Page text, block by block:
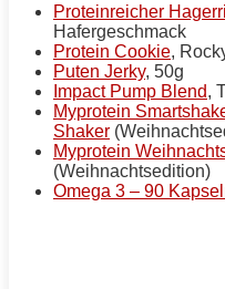
Proteinreicher
Hafergeschmack
Protein Cookie,
Puten Jerky, 50g
Impact Pump Blend,
Myprotein
Shaker
Myprotein
(Weihnachtsedition)
Omega 3 – 90